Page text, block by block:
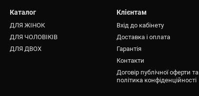
Каталог
ДЛЯ ЖІНОК
ДЛЯ ЧОЛОВІКІВ
ДЛЯ ДВОХ
Клієнтам
Вхід до кабінету
Доставка і оплата
Гарантія
Контакти
Договір публічної оферти та
політика конфіденційності